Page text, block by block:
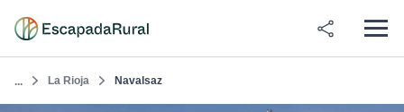
... La Rioja Navalsaz